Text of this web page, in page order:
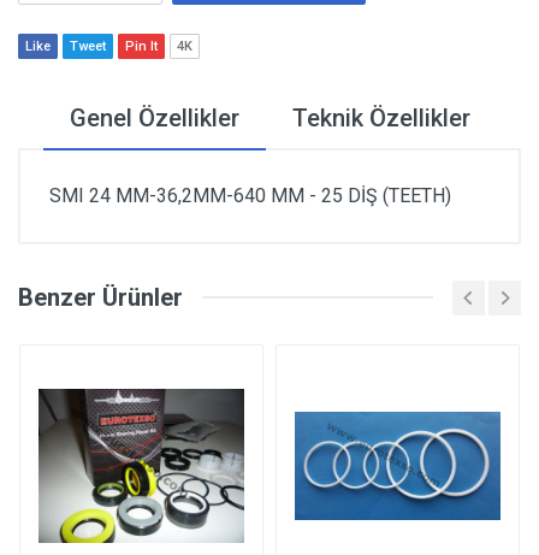
Like Tweet Pin It 4K
Genel Özellikler Teknik Özellikler
SMI 24 MM-36,2MM-640 MM - 25 DİŞ (TEETH)
Benzer Ürünler